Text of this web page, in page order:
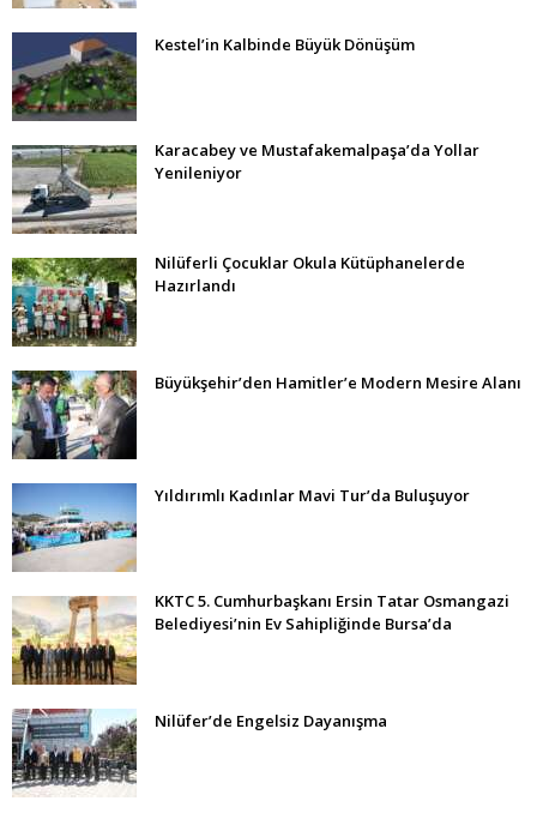
Kestel’in Kalbinde Büyük Dönüşüm
Karacabey ve Mustafakemalpaşa’da Yollar
Yenileniyor
Nilüferli Çocuklar Okula Kütüphanelerde
Hazırlandı
Büyükşehir’den Hamitler’e Modern Mesire Alanı
Yıldırımlı Kadınlar Mavi Tur’da Buluşuyor
KKTC 5. Cumhurbaşkanı Ersin Tatar Osmangazi
Belediyesi’nin Ev Sahipliğinde Bursa’da
Nilüfer’de Engelsiz Dayanışma